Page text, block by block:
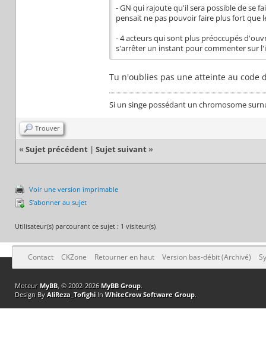
- GN qui rajoute qu'il sera possible de se
pensait ne pas pouvoir faire plus fort que
- 4 acteurs qui sont plus préoccupés
s'arrêter un instant pour commenter sur
Tu n'oublies pas une atteinte au code
Si un singe possédant un chromosome
Trouver
« Sujet précédent | Sujet suivant »
Voir une version imprimable
S’abonner au sujet
Utilisateur(s) parcourant ce sujet : 1 visiteur(s)
Contact CKZone Retourner en haut Version bas-débit (Archivé)
Moteur MyBB, © 2002-2026 MyBB Group.
Design By AliReza_TofighiIn WhiteCrow Software Group.